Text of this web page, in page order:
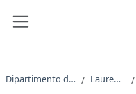
Dipartimento di Studi Umanistici Laurea Magistrale